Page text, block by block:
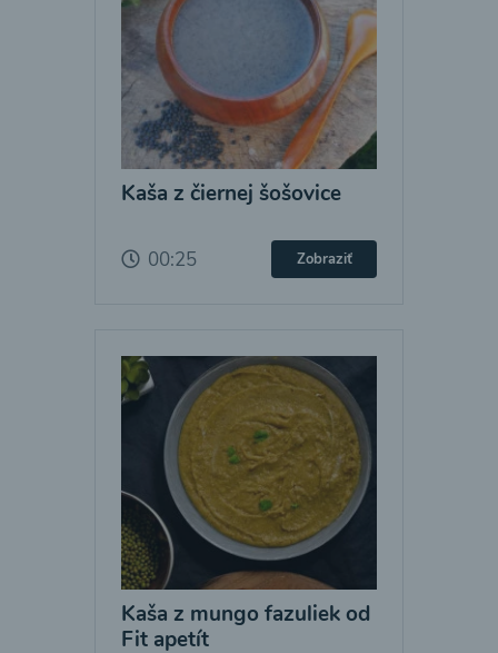
Kaša z čiernej šošovice
00:25 Zobraziť
Kaša z mungo fazuliek od
Fit apetít